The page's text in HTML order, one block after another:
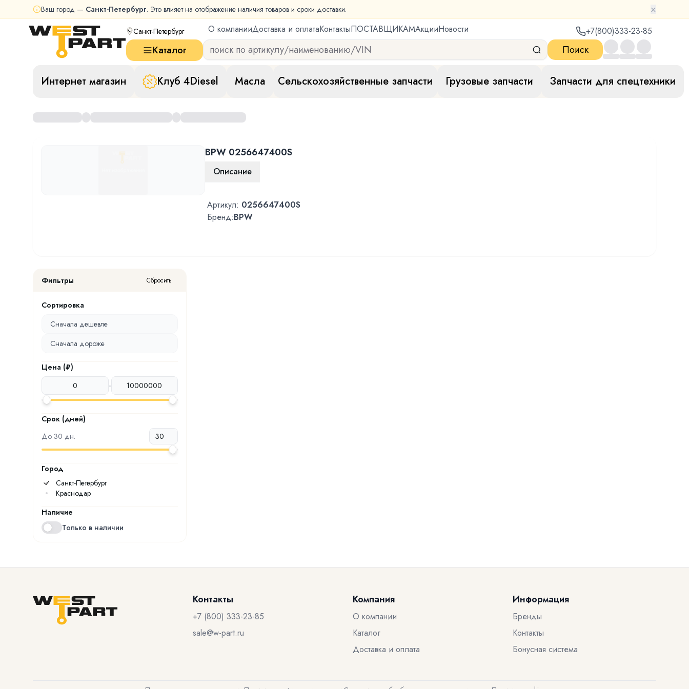
Ваш город — Санкт-Петербург. Это влияет на отображение наличия товаров и сроки доставки. ×
Санкт-Петербург О компанииДоставка и оплатаКонтактыПОСТАВЩИКАМАкцииНовости +7(800)333-23-85
Каталог Поиск
Интернет магазин Клуб 4Diesel Масла Сельскохозяйственные запчасти Грузовые запчасти Запчасти для спецтехники
BPW 0256647400S
Описание
Артикул: 0256647400S
Бренд:BPW
Фильтры Сбросить
Сортировка
Сначала дешевле
Сначала дороже
Цена (₽)
-
Срок (дней)
До 30 дн.
Город
Санкт-Петербург
Краснодар
Наличие
Только в наличии
Контакты
+7 (800) 333-23-85
sale@w-part.ru
Компания
О компании
Каталог
Доставка и оплата
Информация
Бренды
Контакты
Бонусная система